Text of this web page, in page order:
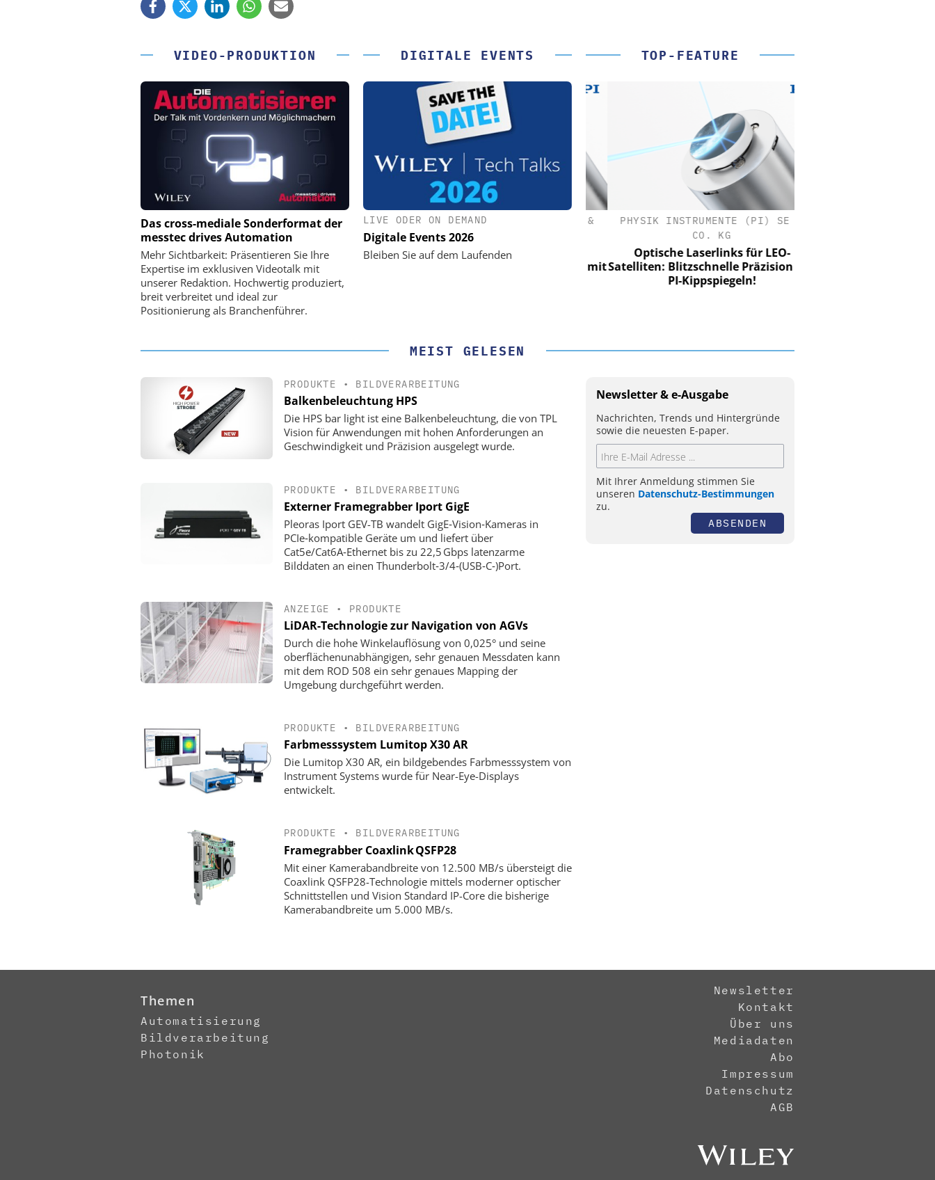
VIDEO-PRODUKTION
Das cross-mediale Sonderformat der
messtec drives Automation
Mehr Sichtbarkeit: Präsentieren Sie Ihre
Expertise im exklusiven Videotalk mit
unserer Redaktion. Hochwertig produziert,
breit verbreitet und ideal zur
Positionierung als Branchenführer.
DIGITALE EVENTS
LIVE ODER ON DEMAND
Digitale Events 2026
Bleiben Sie auf dem Laufenden
TOP-FEATURE
PHYSIK INSTRUMENTE (PI) SE &
CO. KG
Optische Laserlinks für LEO-
Satelliten: Blitzschnelle Präzision mit
PI-Kippspiegeln!
PHYSIK INSTRUMENTE (PI) SE &
CO. KG
Optische Laserlinks für LEO-
PHYSIK INSTRUMENTE (PI) SE &
CO. KG
Optische Laserlinks für LEO-
Satelliten: Blitzschnelle Präzision mit
PI-Kippspiegeln!
MEIST GELESEN
PRODUKTE • BILDVERARBEITUNG
Balkenbeleuchtung HPS
Die HPS bar light ist eine Balkenbeleuchtung, die von TPL
Vision für Anwendungen mit hohen Anforderungen an
Geschwindigkeit und Präzision ausgelegt wurde.
PRODUKTE • BILDVERARBEITUNG
Externer Framegrabber Iport GigE
Pleoras Iport GEV-TB wandelt GigE‑Vision‑Kameras in
PCIe‑kompatible Geräte um und liefert über
Cat5e/Cat6A‑Ethernet bis zu 22,5 Gbps latenzarme
Bilddaten an einen Thunderbolt‑3/4‑(USB‑C‑)Port.
ANZEIGE • PRODUKTE
LiDAR-Technologie zur Navigation von AGVs
Durch die hohe Winkelauflösung von 0,025° und seine
oberflächenunabhängigen, sehr genauen Messdaten kann
mit dem ROD 508 ein sehr genaues Mapping der
Umgebung durchgeführt werden.
PRODUKTE • BILDVERARBEITUNG
Farbmesssystem Lumitop X30 AR
Die Lumitop X30 AR, ein bildgebendes Farbmesssystem von
Instrument Systems wurde für Near-Eye-Displays
entwickelt.
PRODUKTE • BILDVERARBEITUNG
Framegrabber Coaxlink QSFP28
Mit einer Kamerabandbreite von 12.500 MB/s übersteigt die
Coaxlink QSFP28-Technologie mittels moderner optischer
Schnittstellen und Vision Standard IP-Core die bisherige
Kamerabandbreite um 5.000 MB/s.
Newsletter & e-Ausgabe
Nachrichten, Trends und Hintergründe
sowie die neuesten E-paper.
Mit Ihrer Anmeldung stimmen Sie
unseren Datenschutz-Bestimmungen
zu.
ABSENDEN
Themen
Automatisierung
Bildverarbeitung
Photonik
Newsletter
Kontakt
Über uns
Mediadaten
Abo
Impressum
Datenschutz
AGB